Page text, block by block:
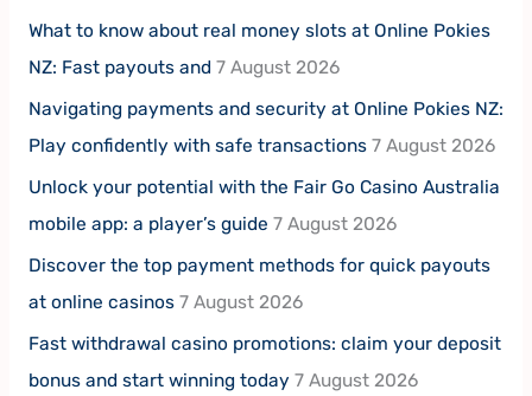
What to know about real money slots at Online Pokies
NZ: Fast payouts and 7 August 2026
Navigating payments and security at Online Pokies NZ:
Play confidently with safe transactions 7 August 2026
Unlock your potential with the Fair Go Casino Australia
mobile app: a player’s guide 7 August 2026
Discover the top payment methods for quick payouts
at online casinos 7 August 2026
Fast withdrawal casino promotions: claim your deposit
bonus and start winning today 7 August 2026